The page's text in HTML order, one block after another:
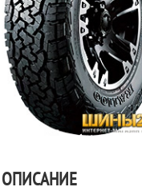
ОПИСАНИЕ